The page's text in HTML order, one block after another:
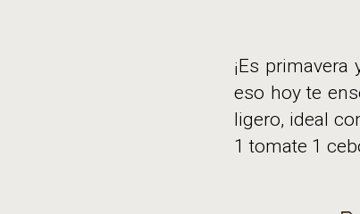
¡Es
eso hoy te
ligero, ideal
1 tomate 1